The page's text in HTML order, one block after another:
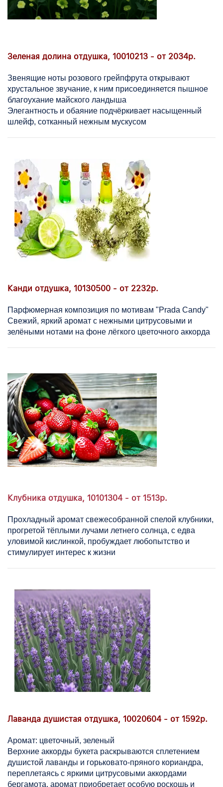
Зеленая долина отдушка, 10010213 - от 2034р.
Звенящие ноты розового грейпфрута открывают
хрустальное звучание, к ним присоединяется пышное
благоухание майского ландыша
Элегантность и обаяние подчёркивает насыщенный
шлейф, сотканный нежным мускусом
Канди отдушка, 10130500 - от 2232р.
Парфюмерная композиция по мотивам "Prada Candy"
Свежий, яркий аромат с нежными цитрусовыми и
зелёными нотами на фоне лёгкого цветочного аккорда
Клубника отдушка, 10101304 - от 1513р.
Прохладный аромат свежесобранной спелой клубники,
прогретой тёплыми лучами летнего солнца, с едва
уловимой кислинкой, пробуждает любопытство и
стимулирует интерес к жизни
Лаванда душистая отдушка, 10020604 - от 1592р.
Аромат: цветочный, зеленый
Верхние аккорды букета раскрываются сплетением
душистой лаванды и горьковато-пряного кориандра,
переплетаясь с яркими цитрусовыми аккордами
бергамота, аромат приобретает особую роскошь и